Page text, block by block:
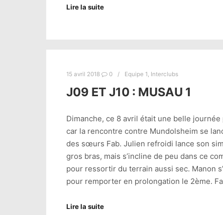
Lire la suite
15 avril 2018 0 Equipe 1 Interclubs
J09 ET J10 : MUSAU 1
Dimanche, ce 8 avril était une belle
car la rencontre contre Mundolsheim se
des sœurs Fab. Julien refroidi lance son
gros bras, mais s’incline de peu dans ce
pour ressortir du terrain aussi sec. Manon
pour remporter en prolongation le 2ème.
Lire la suite